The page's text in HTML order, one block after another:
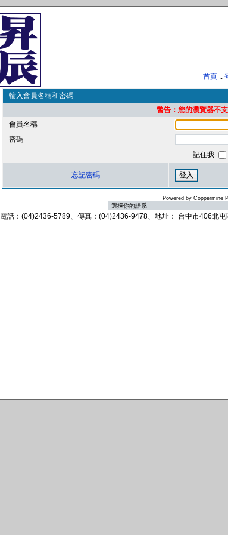
首頁 ::
輸入會員名稱和密碼
警告：您的瀏覽器不
會員名稱
密碼
記住我
忘記密碼
Powered by Coppermine
電話：(04)2436-5789、傳真：(04)2436-9478、地址： 台中市406北